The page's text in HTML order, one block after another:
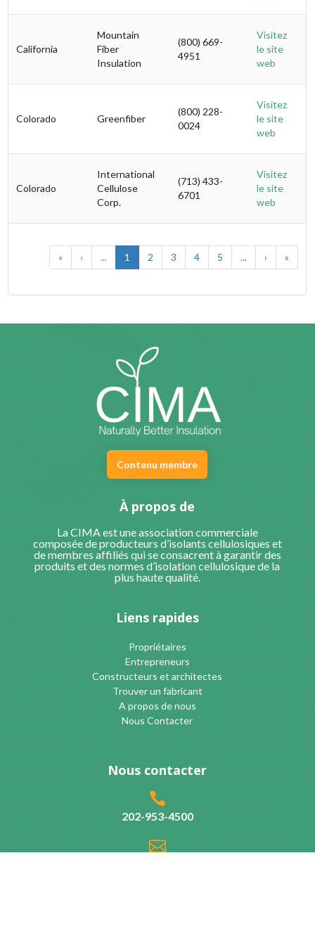
California
Mountain
Fiber
Insulation
(800) 669-
4951
Visitez
le site
web
Colorado Greenfiber
(800) 228-
0024
Visitez
le site
web
Colorado
International
Cellulose
Corp.
(713) 433-
6701
Visitez
le site
web
« ‹ ... 1 2 3 4 5 ... › »
Contenu membre
À propos de
La CIMA est une association commerciale
composée de producteurs d’isolants cellulosiques et
de membres affiliés qui se consacrent à garantir des
produits et des normes d’isolation cellulosique de la
plus haute qualité.
Liens rapides
Propriétaires
Entrepreneurs
Constructeurs et architectes
Trouver un fabricant
A propos de nous
Nous Contacter
Nous contacter

202-953-4500
